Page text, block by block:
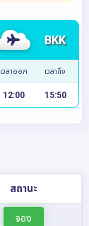
BKK
เวลาออก เวลาถึง
12:00 15:50
สถานะ
จอง